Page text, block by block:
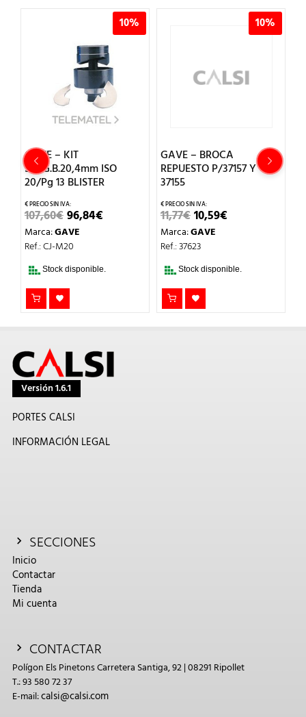
10%
GAVE – KIT
SLUG.B.20,4mm ISO
20/Pg 13 BLISTER
107,60€EL
PRECIO
ORIGINAL
ERA:
96,84€
Marca:GAVE
Ref.: CJ-M20
Stock disponible.
10%
GAVE – BROCA
REPUESTO P/37157 Y
37155
11,77€EL
PRECIO
ORIGINAL
ERA:
10,59€
Marca:GAVE
Ref.: 37623
Stock disponible.
Versión 1.6.1
PORTES CALSI
INFORMACIÓN LEGAL
SECCIONES
Inicio
Contactar
Tienda
Mi cuenta
CONTACTAR
Polígon Els Pinetons Carretera Santiga, 92 | 08291 Ripollet
T.: 93 580 72 37
E-mail:calsi@calsi.com